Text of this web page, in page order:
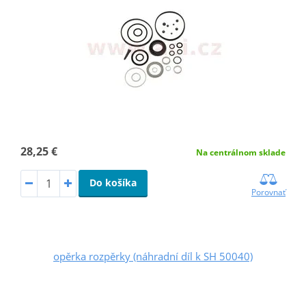
28,25 € Na centrálnom sklade
Do košíka
Porovnať
opěrka rozpěrky (náhradní díl k SH 50040)